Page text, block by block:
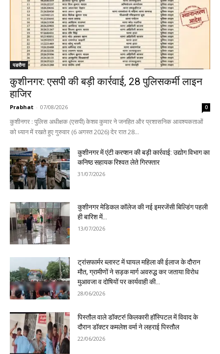
पडरौना
कुशीनगर: एसपी की बड़ी कार्रवाई, 28 पुलिसकर्मी लाइन
हाजिर
Prabhat - 07/08/2026 0
कुशीनगर : पुलिस अधीक्षक (एसपी) केशव कुमार ने जनहित और प्रशासनिक आवश्यकताओं
को ध्यान में रखते हुए गुरुवार (6 अगस्त 2026) देर रात 28...
कुशीनगर में एंटी करप्शन की बड़ी कार्रवाई: उद्योग विभाग का
कनिष्ठ सहायक रिश्वत लेते गिरफ्तार
31/07/2026
कुशीनगर मेडिकल कॉलेज की नई इमरजेंसी बिल्डिंग पहली
ही बारिश में…
13/07/2026
ट्रांसफार्मर ब्लास्ट में घायल महिला की ईलाज के दौरान
मौत, ग्रामीणों ने सड़क मार्ग अवरुद्ध कर जताया विरोध
मुआवजा व दोषियों पर कार्यवाही की...
28/06/2026
पिस्तौल वाले डॉक्टर! किलकारी हॉस्पिटल में विवाद के
दौरान डॉक्टर कमलेश वर्मा ने लहराई पिस्तौल
22/06/2026